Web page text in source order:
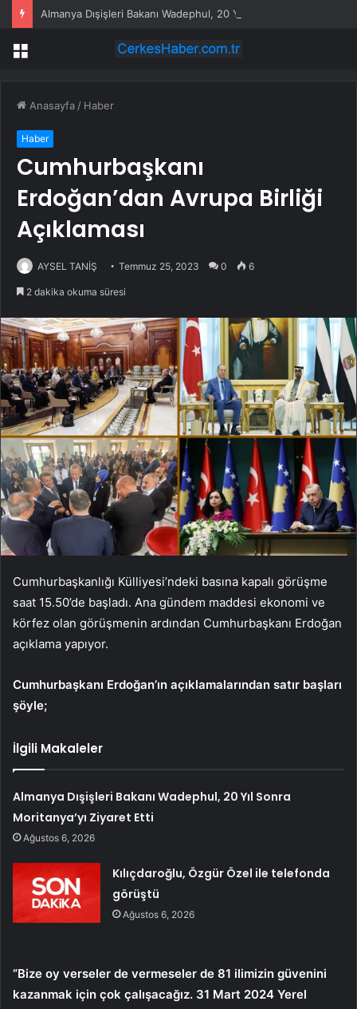
Menü
Anasayfa / Haber
Haber
Cumhurbaşkanı
Erdoğan’dan Avrupa Birliği
Açıklaması
AYSEL TANİŞ Temmuz 25, 2023 0 6
2 dakika okuma süresi
Cumhurbaşkanlığı Külliyesi’ndeki basına kapalı görüşme
saat 15.50’de başladı. Ana gündem maddesi ekonomi ve
körfez olan görüşmenin ardından Cumhurbaşkanı Erdoğan
açıklama yapıyor.
Cumhurbaşkanı Erdoğan’ın açıklamalarından satır başları
şöyle;
İlgili Makaleler
Almanya Dışişleri Bakanı Wadephul, 20 Yıl Sonra
Moritanya’yı Ziyaret Etti
Ağustos 6, 2026
Kılıçdaroğlu, Özgür Özel ile telefonda
görüştü
Ağustos 6, 2026
“Bize oy verseler de vermeseler de 81 ilimizin güvenini
kazanmak için çok çalışacağız. 31 Mart 2024 Yerel